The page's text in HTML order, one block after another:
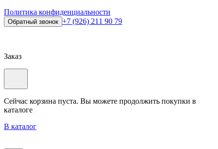
Политика конфиденциальности
Обратный звонок +7 (926) 211 90 79
Заказ
Сейчас корзина пуста. Вы можете продолжить покупки в
каталоге
В каталог